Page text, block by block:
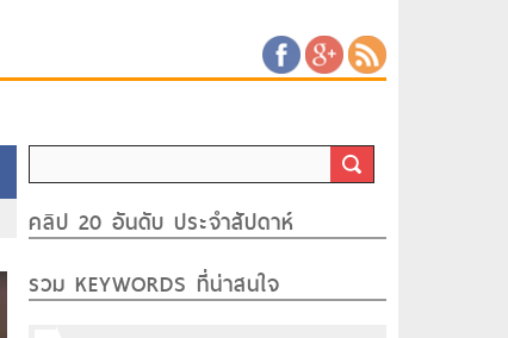
คลิป 20 อันดับ ประจำสัปดาห์
รวม KEYWORDS ที่น่าสนใจ